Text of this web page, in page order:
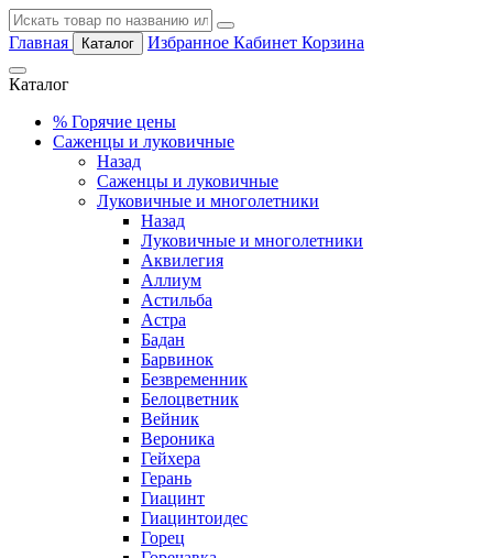
Главная Каталог Избранное Кабинет Корзина
Каталог
% Горячие цены
Саженцы и луковичные
Назад
Саженцы и луковичные
Луковичные и многолетники
Назад
Луковичные и многолетники
Аквилегия
Аллиум
Астильба
Астра
Бадан
Барвинок
Безвременник
Белоцветник
Вейник
Вероника
Гейхера
Герань
Гиацинт
Гиацинтоидес
Горец